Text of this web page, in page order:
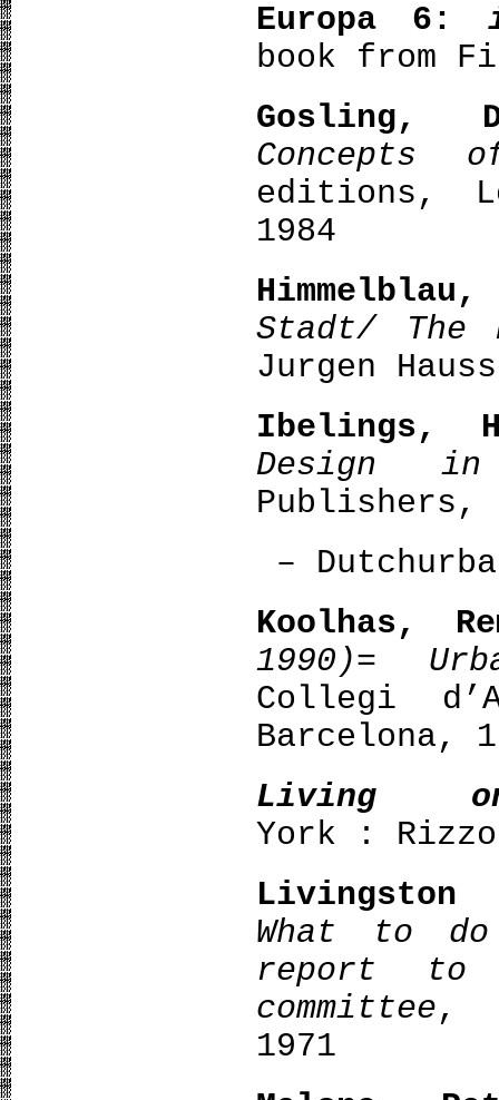
Europa 6:
book from
Gosling,
Concepts
editions,
1984
Himmelblau,
Stadt/ The
Jurgen
Ibelings,
Design
Publishers,
–
Koolhas,
1990)=
Collegi
Barcelona,
Living
York :
Livingston
What to
report to
committee,
1971